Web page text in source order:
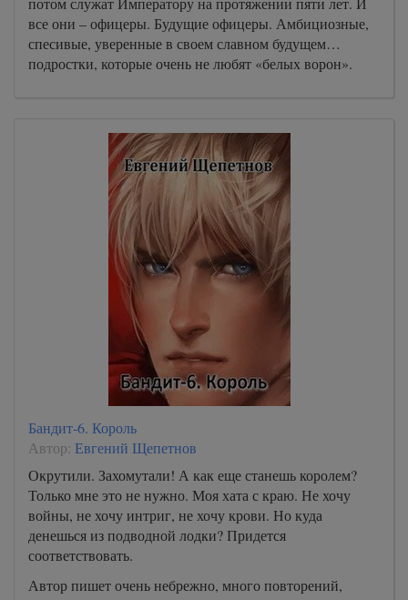
все они – офицеры. Будущие офицеры. Амбициозные,
спесивые, уверенные в своем славном будущем…
подростки, которые очень не любят «белых ворон».
Бандит-6. Король
Автор: Евгений Щепетнов
Окрутили. Захомутали! А как еще станешь королем?
Только мне это не нужно. Моя хата с краю. Не хочу
войны, не хочу интриг, не хочу крови. Но куда
денешься из подводной лодки? Придется
соответствовать.
Автор пишет очень небрежно, много повторений,